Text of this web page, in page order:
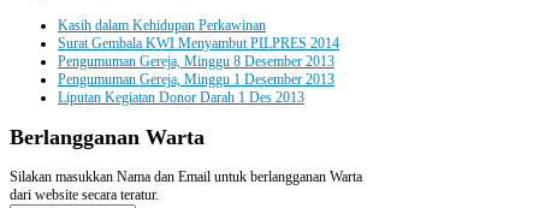
Kasih dalam Kehidupan Perkawinan
Surat Gembala KWI Menyambut PILPRES 2014
Pengumuman Gereja, Minggu 8 Desember 2013
Pengumuman Gereja, Minggu 1 Desember 2013
Liputan Kegiatan Donor Darah 1 Des 2013
Berlangganan Warta
Silakan masukkan Nama dan Email untuk berlangganan Warta
dari website secara teratur.